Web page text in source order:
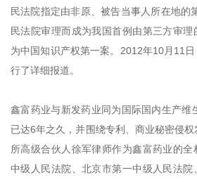
民法院指定由非原、被告当事人所在地的
民法院审理而成为我国首例由第三方审
为中国知识产权第一案。2012年10月11
行了详细报道。
鑫富药业与新发药业同为国际国内生产维
已达6年之久，并围绕专利、商业秘密侵
所高级合伙人徐军律师作为鑫富药业的全
中级人民法院、北京市第一中级人民法